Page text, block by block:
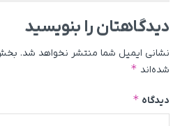
دیدگاهتان را بنویسید
نشانی ایمیل شما منتشر نخواهد شد.
شده‌اند *
دیدگاه *